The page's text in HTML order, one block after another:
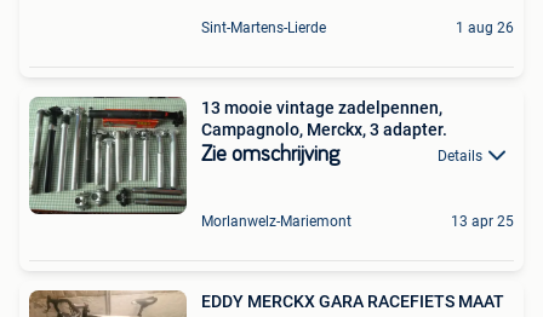
Sint-Martens-Lierde 1 aug 26
13 mooie vintage zadelpennen,
Campagnolo, Merckx, 3 adapter.
Zie omschrijving Details
Morlanwelz-Mariemont 13 apr 25
EDDY MERCKX GARA RACEFIETS MAAT